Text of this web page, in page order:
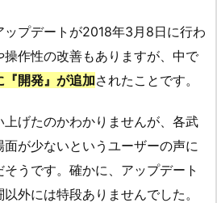
プデートが2018年3月8日に行わ
作性の改善もありますが、中で
『開発』が追加されたことです。
げたのかわかりませんが、各武
が少ないというユーザーの声に
うです。確かに、アップデート
外には特段ありませんでした。